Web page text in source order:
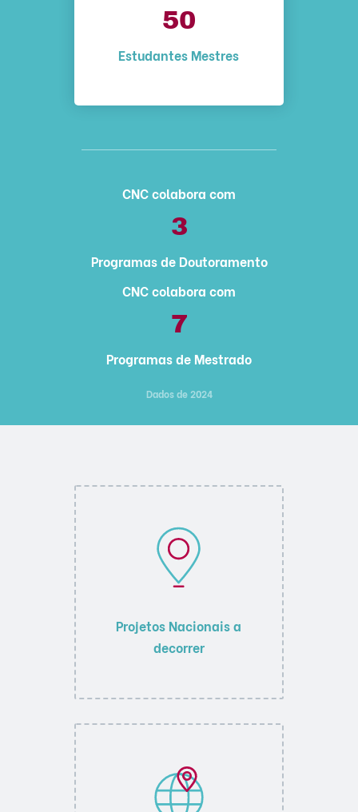
50
Estudantes Mestres
CNC colabora com
3
Programas de Doutoramento
CNC colabora com
7
Programas de Mestrado
Dados de 2024
Projetos Nacionais a
decorrer